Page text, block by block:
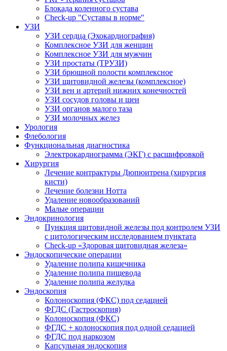
Блокада коленного сустава
Check-up "Суставы в норме"
УЗИ
УЗИ сердца (Эхокардиография)
Комплексное УЗИ для женщин
Комплексное УЗИ для мужчин
УЗИ простаты (ТРУЗИ)
УЗИ брюшной полости комплексное
УЗИ щитовидной железы (комплексное)
УЗИ вен и артерий нижних конечностей
УЗИ сосудов головы и шеи
УЗИ органов малого таза
УЗИ молочных желез
Урология
Флебология
Функциональная диагностика
Электрокардиограмма (ЭКГ) с расшифровкой
Хирургия
Лечение контрактуры Дюпюитрена (хирургия
кисти)
Лечение болезни Нотта
Удаление новообразований
Малые операции
Эндокринология
Пункция щитовидной железы под контролем УЗИ
с цитологическим исследованием пунктата
Check-up «Здоровая щитовидная железа»
Эндоскопические операции
Удаление полипа кишечника
Удаление полипа пищевода
Удаление полипа желудка
Эндоскопия
Колоноскопия (ФКС) под седацией
ФГДС (Гастроскопия)
Колоноскопия (ФКС)
ФГДС + колоноскопия под одной седацией
ФГДС под наркозом
Капсульная эндоскопия